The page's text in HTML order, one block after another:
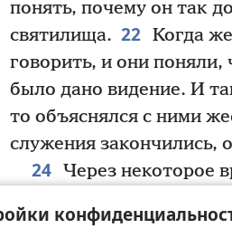
понять, почему он так
святилища. 22 Когда
говорить, и они поняли,
было дано видение. И
то объяснялся с ними
служения закончились,
24 Через некоторое
дома. Она говорила: 25